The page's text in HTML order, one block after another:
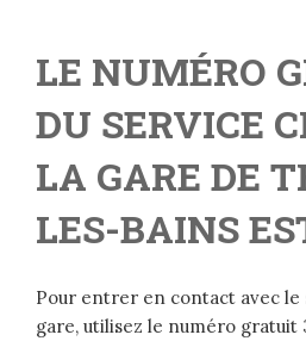
LE NUMÉRO
DU SERVICE
LA GARE DE
LES-BAINS
Pour entrer en contact avec
gare, utilisez le numéro gratuit